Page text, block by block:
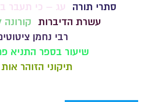
סתרי תורה
עג – כי תעבר
עשרת הדיברות
רבי נחמן
שיעור בספר התניא
תיקוני הזוהר